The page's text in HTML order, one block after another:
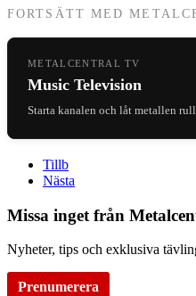
FORTSÄTT MED
METALCENTRAL TV
Music Television
Starta kanalen och låt metallen
Tillb
Nästa
Missa inget från
Nyheter, tips och exklusiva
Prenumerera